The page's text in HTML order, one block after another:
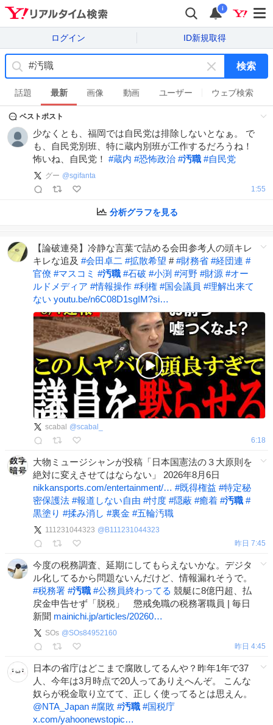
i
ログイン ID新規取得
キ
ー
ワ
ド
を
消
検索
話題 最新 画像 動画 ユーザー ウェブ検索
ベストポスト
少なくとも、福岡では自民党は排除しないとなぁ。 で
も、自民党別班、特に蔵内別班が工作するだろうね！
怖いね、自民党！ #蔵内 #恐怖政治 #汚職 #自民党
グー @sgifanta
1:55
分析グラフを見る
【論破連発】冷静な言葉で詰める会田参考人の頭キレ
キレな追及 #会田卓二 #拡散希望 ##財務省 #経団連 #
官僚 #マスコミ #汚職 #石破 #小渕 #河野 #財源 #オー
ルドメディア #情報操作 #利権 #国会議員 #理解出来て
ない youtu.be/n6C08D1sgIM?si…
scabal @scabal_
6:18
大物ミュージシャンが投稿「日本国憲法の３大原則を
絶対に変えさせてはならない」 2026年8月6日
nikkansports.com/entertainment/… #既得権益 #特定秘
密保護法 #報道しない自由 #忖度 #隠蔽 #癒着 #汚職 #
黒塗り #揉み消し #裏金 #五輪汚職
111231044323 @ B111231044323
昨日 7:45
今度の税務調査、延期にしてもらえないかな。デジタ
ル化してるから問題ないんだけど、情報漏れそうで。
#税務署 #汚職 #公務員終わってる 競艇に8億円超、払
戻金申告せず「脱税」 懲戒免職の税務署職員 | 毎日
新聞 mainichi.jp/articles/20260…
SOs @SOs84952160
昨日 4:45
日本の省庁はどこまで腐敗してるんや？昨年1年で37
人、今年は3月時点で20人ってありえへんぞ。 こんな
奴らが税金取り立てて、正しく使ってるとは思えん。
@NTA_Japan #腐敗 #汚職 #国税庁
x.com/yahoonewstopic…